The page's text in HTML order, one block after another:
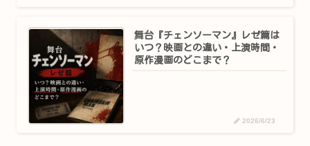
舞台『チェンソーマン』レゼ篇は
いつ？映画との違い・上演時間・
原作漫画のどこまで？
2026/6/23